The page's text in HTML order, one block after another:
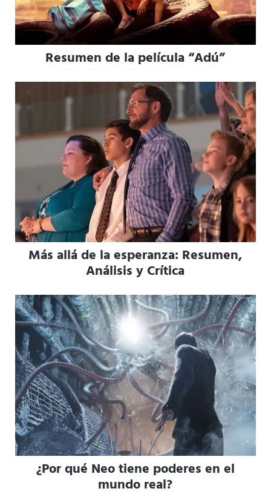
Resumen de la película “Adú”
Más allá de la esperanza: Resumen,
Análisis y Crítica
¿Por qué Neo tiene poderes en el
mundo real?